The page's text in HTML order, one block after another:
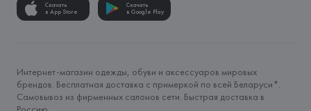
Скачать
в App Store
Скачать
в Google Play
Интернет-магазин одежды, обуви и аксессуаров мировых
брендов. Бесплатная доставка с примеркой по всей Беларуси*.
Самовывоз из фирменных салонов сети. Быстрая доставка в